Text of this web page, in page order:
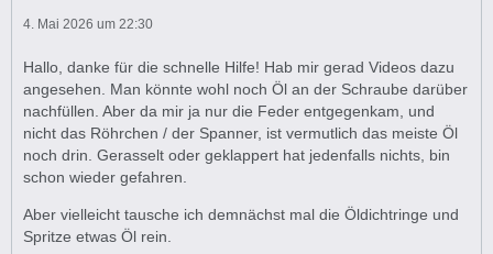
4. Mai 2026 um 22:30
Hallo, danke für die schnelle Hilfe! Hab mir gerad Videos dazu
angesehen. Man könnte wohl noch Öl an der Schraube darüber
nachfüllen. Aber da mir ja nur die Feder entgegenkam, und
nicht das Röhrchen / der Spanner, ist vermutlich das meiste Öl
noch drin. Gerasselt oder geklappert hat jedenfalls nichts, bin
schon wieder gefahren.
Aber vielleicht tausche ich demnächst mal die Öldichtringe und
Spritze etwas Öl rein.